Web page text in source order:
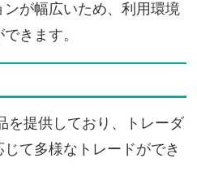
が幅広いため、利用環境
きます。
を提供しており、トレーダ
て多様なトレードができ